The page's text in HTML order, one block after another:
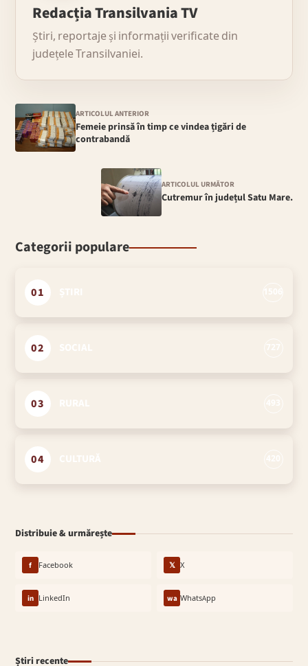
Redacția Transilvania TV
Știri, reportaje și informații verificate din
județele Transilvaniei.
ARTICOLUL ANTERIOR
Femeie prinsă în timp ce vindea țigări de
contrabandă
ARTICOLUL URMĂTOR
Cutremur în județul Satu Mare.
Categorii populare
01
02
03
04
Distribuie & urmărește
f Facebook 𝕏 X
in LinkedIn wa WhatsApp
Știri recente